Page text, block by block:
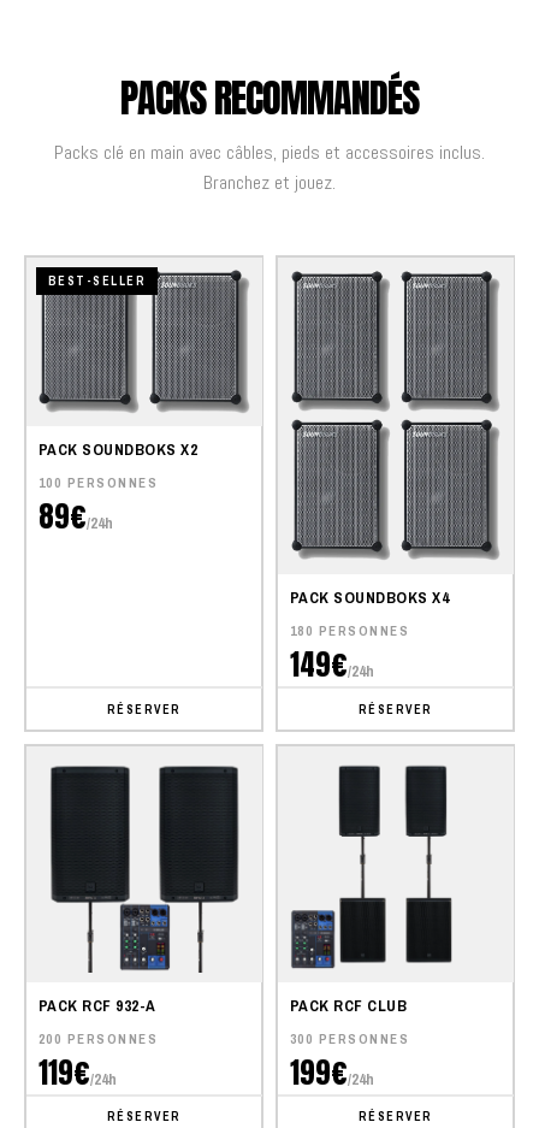
PACKS RECOMMANDÉS
Packs clé en main avec câbles, pieds et accessoires inclus.
Branchez et jouez.
BEST-SELLER
PACK SOUNDBOKS X2
100 PERSONNES
89€/24h
RÉSERVER
PACK SOUNDBOKS X4
180 PERSONNES
149€/24h
RÉSERVER
PACK RCF 932-A
200 PERSONNES
119€/24h
RÉSERVER
PACK RCF CLUB
300 PERSONNES
199€/24h
RÉSERVER